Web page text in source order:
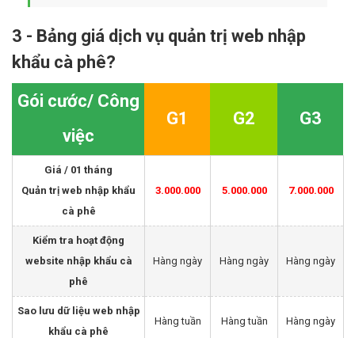
3 - Bảng giá dịch vụ quản trị web nhập
khẩu cà phê?
Gói cước/ Công
việc
G1 G2 G3
Giá / 01 tháng
Quản trị web nhập khẩu
cà phê
3.000.000 5.000.000 7.000.000
Kiểm tra hoạt động
website nhập khẩu cà
phê
Hàng ngày Hàng ngày Hàng ngày
Sao lưu dữ liệu web nhập
khẩu cà phê
Hàng tuần Hàng tuần Hàng ngày